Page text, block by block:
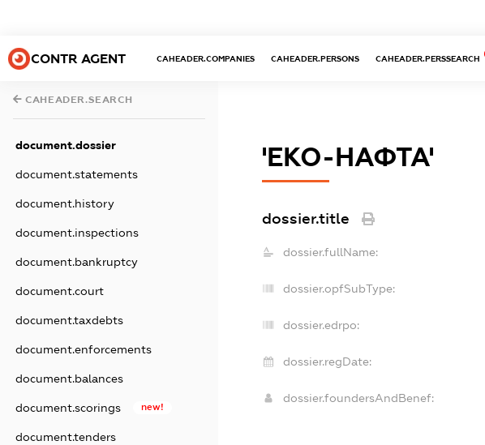
CONTR AGENT CAHEADER.COMPANIES CAHEADER.PERSONS CAHEADER.PERSSEARCH
CAHEADER.SEARCH
document.dossier
document.statements
document.history
document.inspections
document.bankruptcy
document.court
document.taxdebts
document.enforcements
document.balances
document.scorings new!
document.tenders
'ЕКО-НАФТА'
dossier.title
dossier.fullName:
dossier.opfSubType:
dossier.edrpo:
dossier.regDate:
dossier.foundersAndBenef: